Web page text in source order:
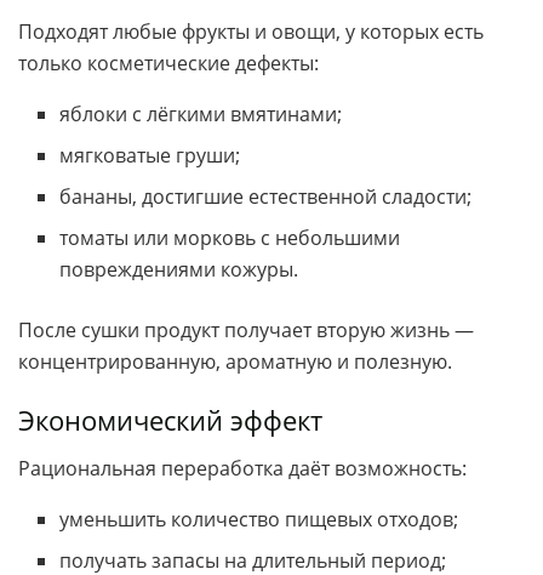
Подходят любые фрукты и овощи, у которых есть
только косметические дефекты:
яблоки с лёгкими вмятинами;
мягковатые груши;
бананы, достигшие естественной сладости;
томаты или морковь с небольшими
повреждениями кожуры.
После сушки продукт получает вторую жизнь —
концентрированную, ароматную и полезную.
Экономический эффект
Рациональная переработка даёт возможность:
уменьшить количество пищевых отходов;
получать запасы на длительный период;